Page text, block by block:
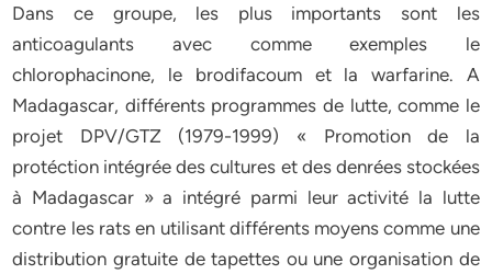
Dans ce groupe, les plus importants sont les
anticoagulants avec comme exemples le
chlorophacinone, le brodifacoum et la warfarine. A
Madagascar, différents programmes de lutte, comme le
projet DPV/GTZ (1979-1999) « Promotion de la
protéction intégrée des cultures et des denrées stockées
à Madagascar » a intégré parmi leur activité la lutte
contre les rats en utilisant différents moyens comme une
distribution gratuite de tapettes ou une organisation de